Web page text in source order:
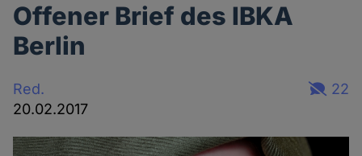
Offener Brief des IBKA
Berlin
Red.
20.02.2017
22